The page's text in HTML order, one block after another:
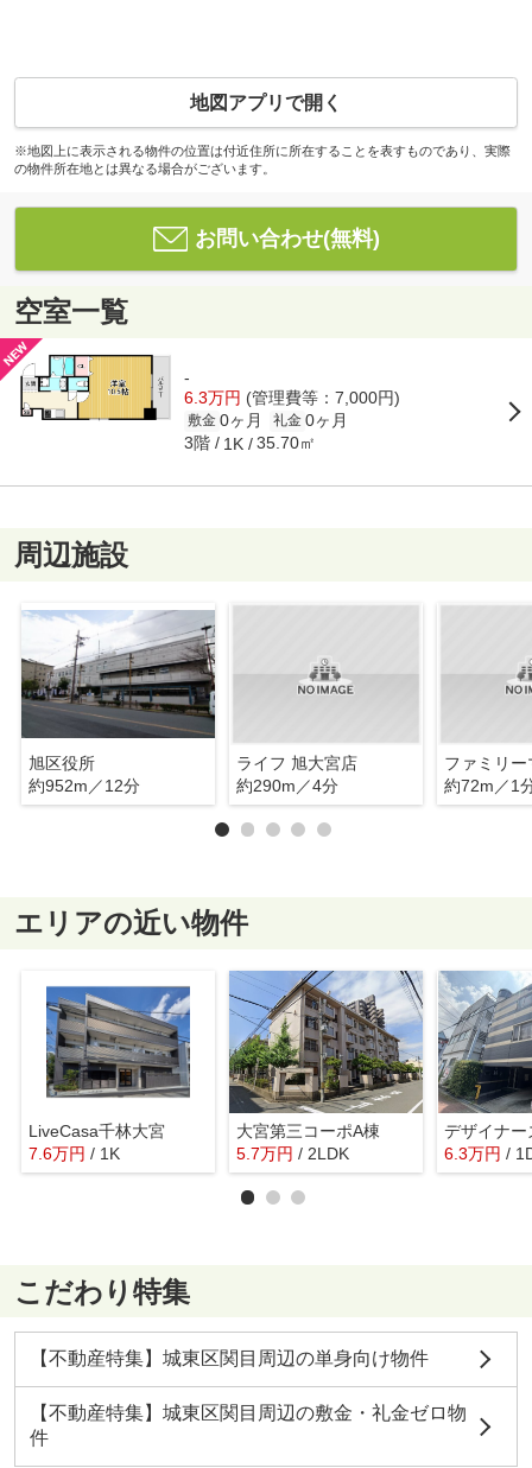
地図アプリで開く
※地図上に表示される物件の位置は付近住所に所在することを表すものであり、実際
の物件所在地とは異なる場合がございます。
お問い合わせ(無料)
空室一覧
-
6.3万円 (管理費等：7,000円)
敷金 0ヶ月 礼金 0ヶ月
3階 1K 35.70㎡
周辺施設
旭区役所
約952m／12分
ライフ 旭大宮店
約290m／4分
約72m／1
エリアの近い物件
LiveCasa千林大宮
7.6万円 / 1K
大宮第三コーポA棟
5.7万円 / 2LDK 6.3万円 /
こだわり特集
【不動産特集】城東区関目周辺の単身向け物件
【不動産特集】城東区関目周辺の敷金・礼金ゼロ物
件